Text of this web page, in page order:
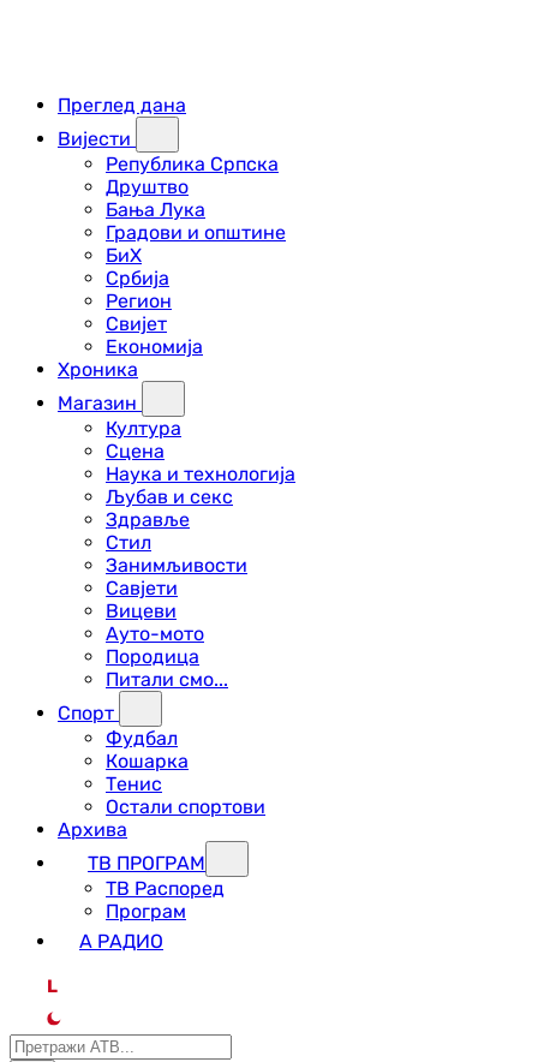
Преглед дана
Вијести
Република Српска
Друштво
Бања Лука
Градови и општине
БиХ
Србија
Регион
Свијет
Економија
Хроника
Магазин
Култура
Сцена
Наука и технологија
Љубав и секс
Здравље
Стил
Занимљивости
Савјети
Вицеви
Ауто-мото
Породица
Питали смо...
Спорт
Фудбал
Кошарка
Тенис
Остали спортови
Архива
ТВ ПРОГРАМ
ТВ Распоред
Програм
А РАДИО
L